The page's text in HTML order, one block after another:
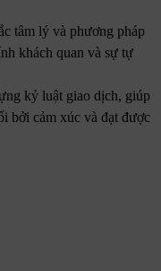
tâm lý và phương pháp
khách quan và sự tự
kỷ luật giao dịch, giúp
bởi cảm xúc và đạt được